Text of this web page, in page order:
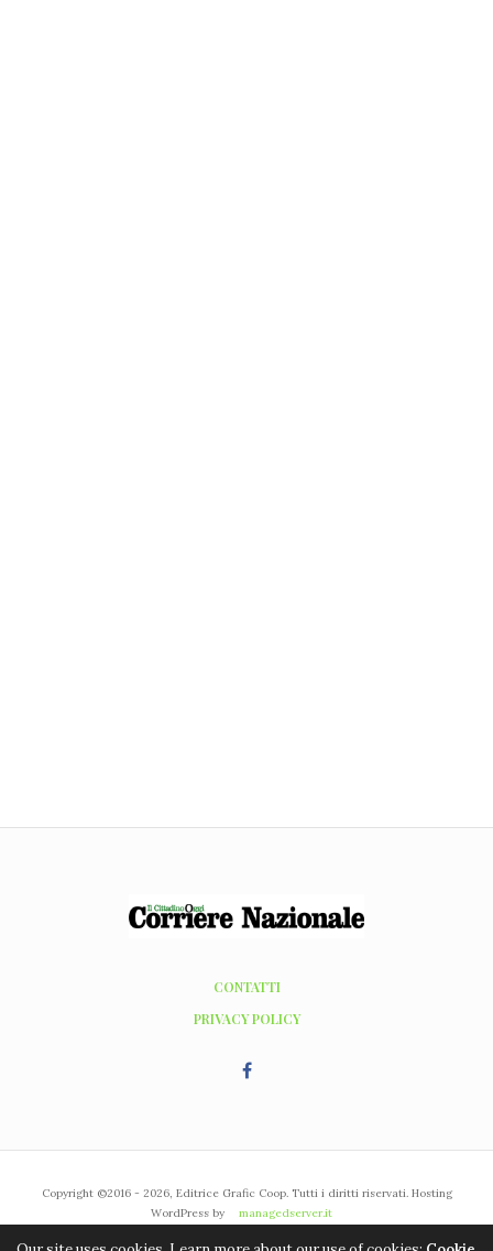
CONTATTI
PRIVACY POLICY
Copyright ©2016 - 2026, Editrice Grafic Coop. Tutti i diritti riservati. Hosting
WordPress by
managedserver.it